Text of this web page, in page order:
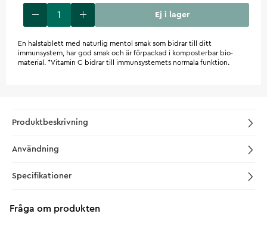
Ej i lager
En halstablett med naturlig mentol smak som bidrar till ditt
immunsystem, har god smak och är förpackad i komposterbar bio-
material. *Vitamin C bidrar till immunsystemets normala funktion.
Produktbeskrivning
Användning
Specifikationer
Fråga om produkten